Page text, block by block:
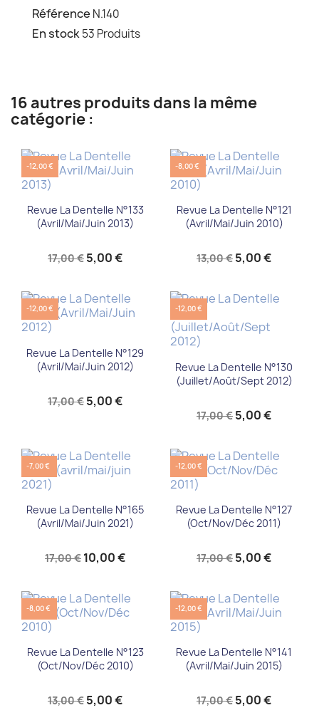
Référence N.140
En stock53 Produits
16 autres produits dans la même
catégorie :
Revue La Dentelle N°133
(Avril/Mai/Juin 2013)
17,00 € 5,00 €
-12,00 €
Revue La Dentelle N°121
(Avril/Mai/Juin 2010)
13,00 € 5,00 €
-8,00 €
Revue La Dentelle N°129
(Avril/Mai/Juin 2012)
17,00 € 5,00 €
-12,00 €
Revue La Dentelle N°130
(Juillet/Août/Sept 2012)
17,00 € 5,00 €
-12,00 €
Revue La Dentelle N°165
(avril/mai/juin 2021)
17,00 € 10,00 €
-7,00 €
Revue La Dentelle N°127
(Oct/Nov/Déc 2011)
17,00 € 5,00 €
-12,00 €
Revue La Dentelle N°123
(Oct/Nov/Déc 2010)
13,00 € 5,00 €
-8,00 €
Revue La Dentelle N°141
(Avril/Mai/Juin 2015)
17,00 € 5,00 €
-12,00 €